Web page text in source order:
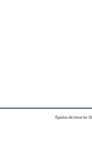
Epsilon Archive for